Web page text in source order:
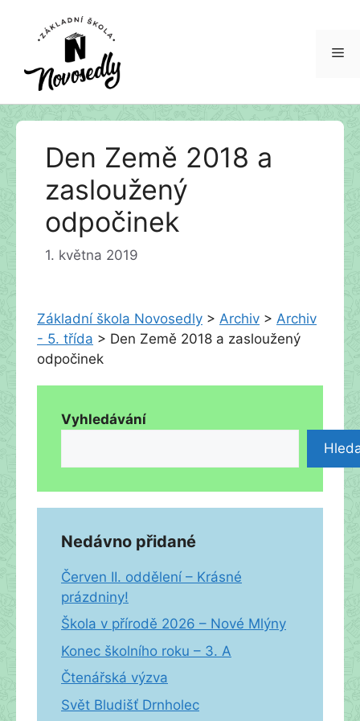
Přeskočit
Den Země 2018 a
zasloužený
odpočinek
1. května 2019
Základní škola Novosedly > Archiv > Archiv
- 5. třída > Den Země 2018 a zasloužený
odpočinek
Vyhledávání
Nedávno přidané
Červen II. oddělení – Krásné
prázdniny!
Škola v přírodě 2026 – Nové Mlýny
Konec školního roku – 3. A
Čtenářská výzva
Svět Bludišť Drnholec